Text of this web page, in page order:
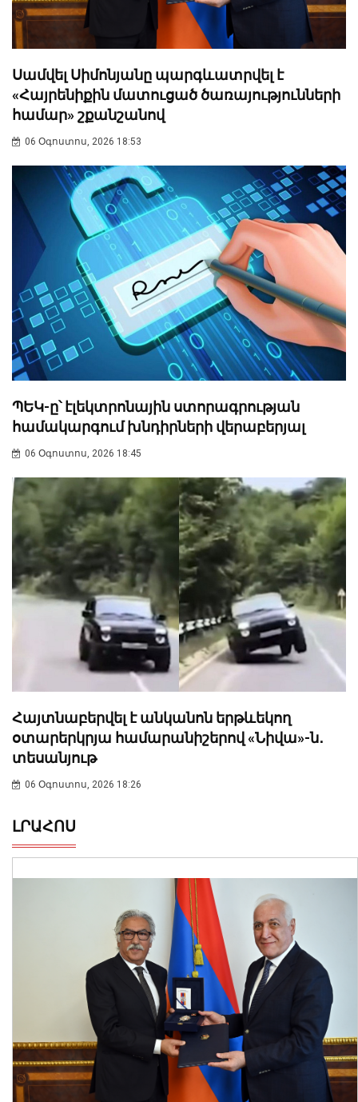
Սամվել Սիմոնյանը պարգևատրվել է
«Հայրենիքին մատուցած ծառայությունների
համար» շքանշանով
06 Օգոստոս, 2026 18:53
ՊԵԿ-ը՝ էլեկտրոնային ստորագրության
համակարգում խնդիրների վերաբերյալ
06 Օգոստոս, 2026 18:45
Հայտնաբերվել է անկանոն երթևեկող
օտարերկրյա համարանիշերով «Նիվա»-ն․
տեսանյութ
06 Օգոստոս, 2026 18:26
ԼՐԱՀՈՍ